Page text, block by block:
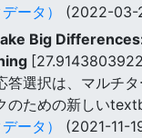
ータ）
(2022-03-
Big
答選択は、マルチ
のための新しい
ータ）
(2021-11-